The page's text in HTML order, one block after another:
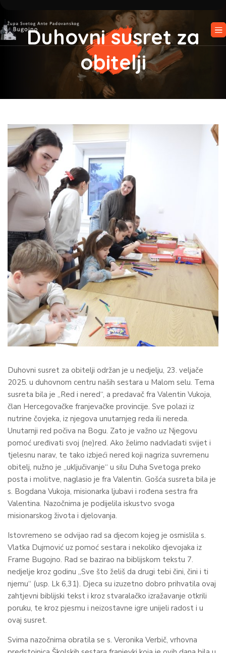
Duhovni susret za
obitelji
Duhovni susret za obitelji održan je u nedjelju, 23. veljače
2025. u duhovnom centru naših sestara u Malom selu. Tema
susreta bila je „Red i nered“, a predavač fra Valentin Vukoja,
član Hercegovačke franjevačke provincije. Sve polazi iz
nutrine čovjeka, iz njegova unutarnjeg reda ili nereda.
Unutarnji red počiva na Bogu. Zato je važno uz Njegovu
pomoć uređivati svoj (ne)red. Ako želimo nadvladati svijet i
tjelesnu narav, te tako izbjeći nered koji nagriza suvremenu
obitelj, nužno je „uključivanje“ u silu Duha Svetoga preko
posta i molitve, naglasio je fra Valentin. Gošća susreta bila je
s. Bogdana Vukoja, misionarka ljubavi i rođena sestra fra
Valentina. Nazočnima je podijelila iskustvo svoga
misionarskog života i djelovanja.
Istovremeno se odvijao rad sa djecom kojeg je osmislila s.
Vlatka Dujmović uz pomoć sestara i nekoliko djevojaka iz
Frame Bugojno. Rad se bazirao na biblijskom tekstu 7.
nedjelje kroz godinu „Sve što želiš da drugi tebi čini, čini i ti
njemu“ (usp. Lk 6,31). Djeca su izuzetno dobro prihvatila ovaj
zahtjevni biblijski tekst i kroz stvaralačko izražavanje otkrili
poruku, te kroz pjesmu i neizostavne igre unijeli radost i u
ovaj susret.
Svima nazočnima obratila se s. Veronika Verbič, vrhovna